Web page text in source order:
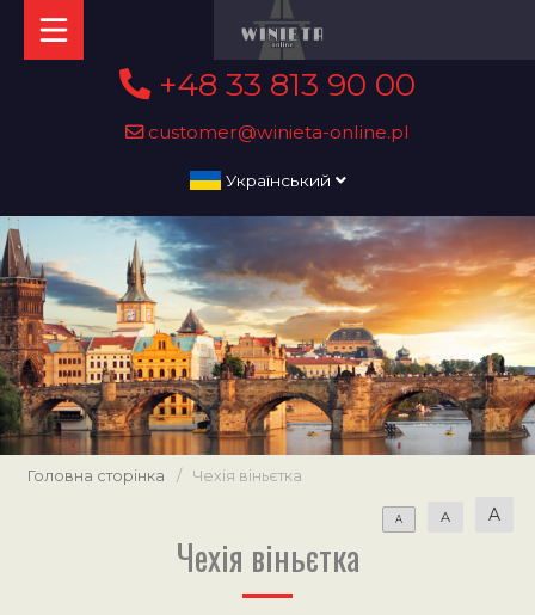
+48 33 813 90 00
customer@winieta-online.pl
Український
Головна сторінка / Чехія віньєтка
A A A
Чехія віньєтка